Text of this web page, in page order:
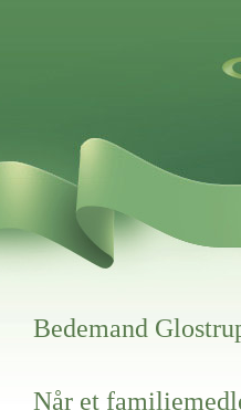
Bedemand
Når et